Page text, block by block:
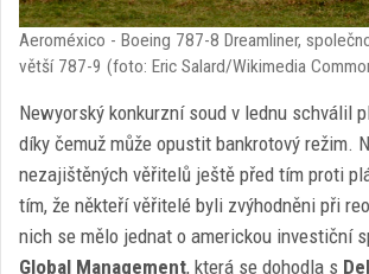
Aeroméxico - Boeing 787-8 Dreamliner,
větší 787-9 (foto: Eric Salard/Wikimedia
Newyorský konkurzní soud v lednu schválil
díky čemuž může opustit bankrotový režim.
nezajištěných věřitelů ještě před tím proti
tím, že někteří věřitelé byli zvýhodněni při
nich se mělo jednat o americkou investiční
Global Management, která se dohodla s